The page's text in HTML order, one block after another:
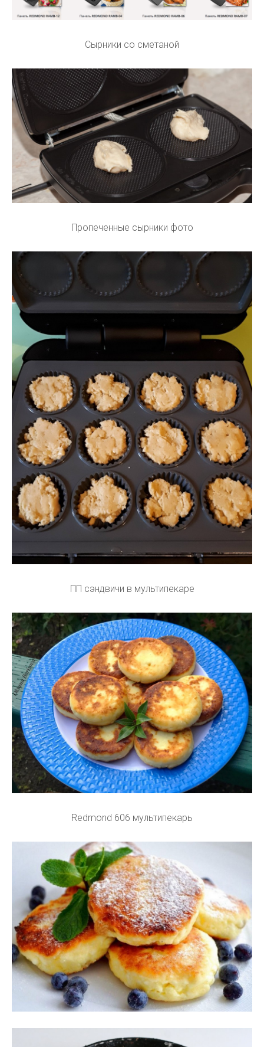
Сырники со сметаной
Пропеченные сырники фото
ПП сэндвичи в мультипекаре
Redmond 606 мультипекарь